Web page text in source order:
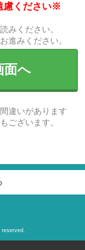
慮ください※
みください。
進みください。
面へ
違いがあります
ございます。